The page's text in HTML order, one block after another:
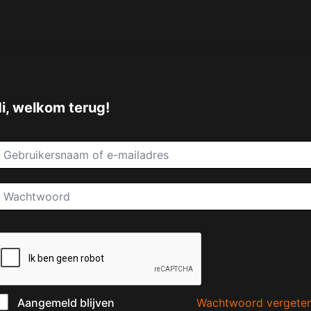
welkom terug!
Aangemeld blijven Wachtwoord